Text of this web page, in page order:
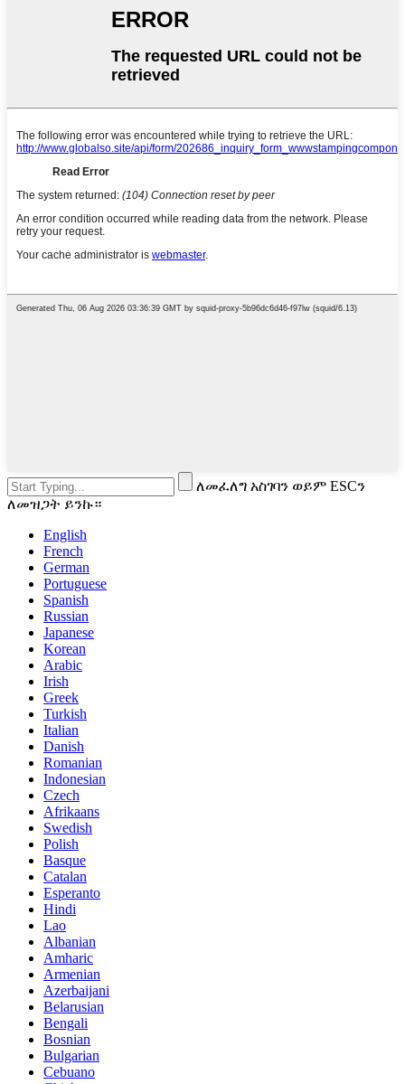
ለመፈለግ አስገባን ወይም ESCን
ለመዝጋት ይንኩ።
English
French
German
Portuguese
Spanish
Russian
Japanese
Korean
Arabic
Irish
Greek
Turkish
Italian
Danish
Romanian
Indonesian
Czech
Afrikaans
Swedish
Polish
Basque
Catalan
Esperanto
Hindi
Lao
Albanian
Amharic
Armenian
Azerbaijani
Belarusian
Bengali
Bosnian
Bulgarian
Cebuano